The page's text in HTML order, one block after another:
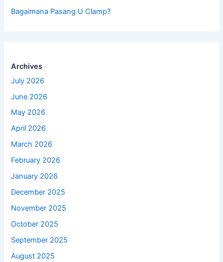
Bagaimana Pasang U Clamp?
Archives
July 2026
June 2026
May 2026
April 2026
March 2026
February 2026
January 2026
December 2025
November 2025
October 2025
September 2025
August 2025